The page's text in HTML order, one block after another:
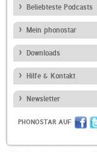
Beliebteste Podcasts
Mein phonostar
Downloads
Hilfe & Kontakt
Newsletter
PHONOSTAR AUF